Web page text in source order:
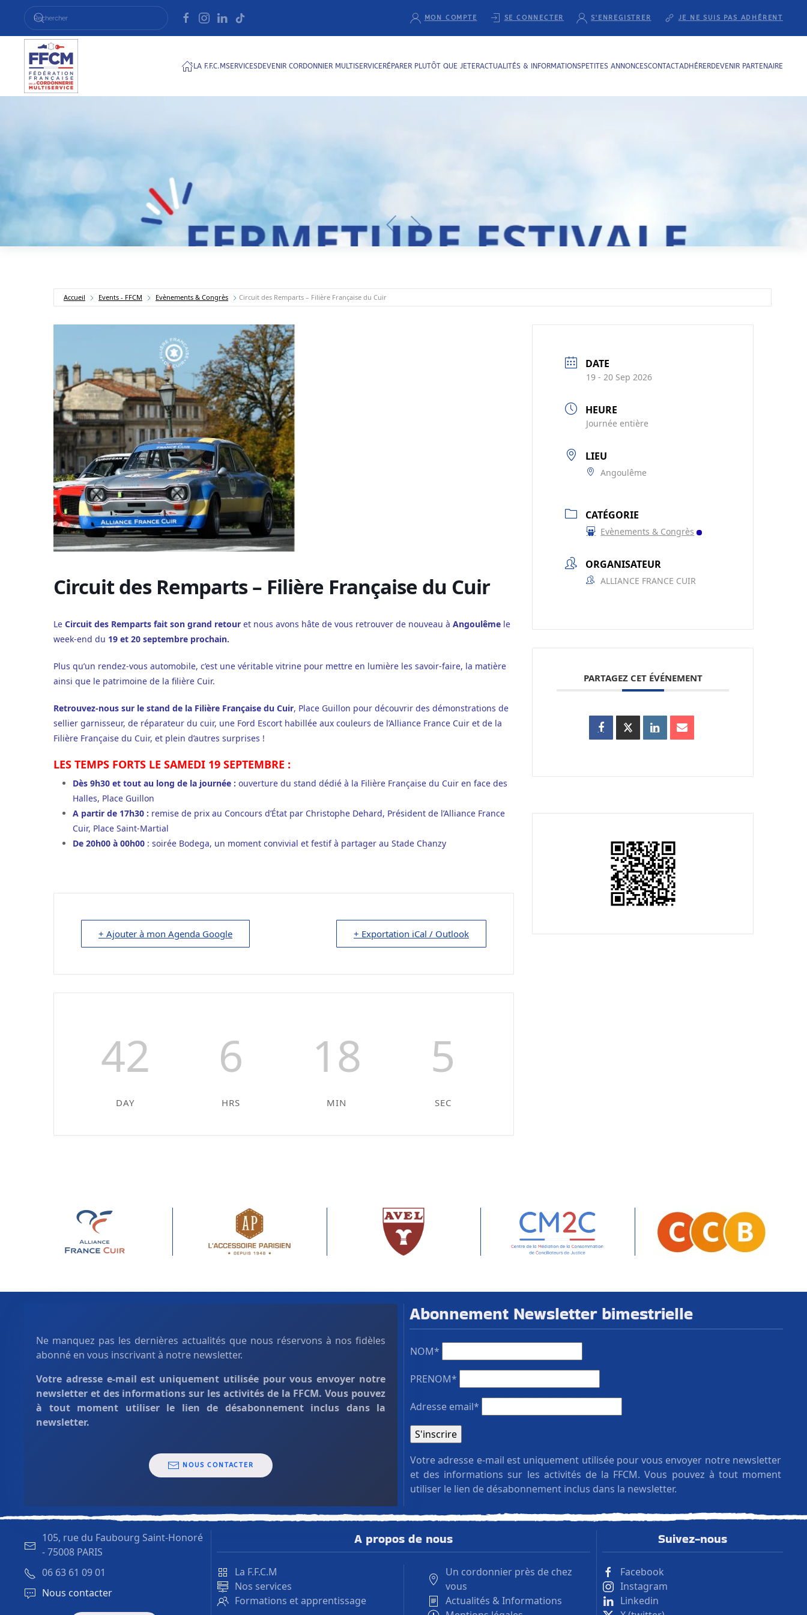
Passer au contenu principal
MON COMPTE SE CONNECTER S'ENREGISTRER JE NE SUIS PAS ADHÉRENT
LA F.F.C.MSERVICESDEVENIR CORDONNIER MULTISERVICERÉPARER PLUTÔT QUE JETERACTUALITÉS & INFORMATIONSPETITES ANNONCESCONTACTADHÉRERDEVENIR PARTENAIRE
Accueil Events - FFCM Evènements & Congrès Circuit des Remparts – Filière Française du Cuir
Circuit des Remparts – Filière Française du Cuir
Le Circuit des Remparts fait son grand retour et nous avons hâte de vous retrouver de nouveau à Angoulême le
week-end du 19 et 20 septembre prochain.
Plus qu’un rendez-vous automobile, c’est une véritable vitrine pour mettre en lumière les savoir-faire, la matière
ainsi que le patrimoine de la filière Cuir.
Retrouvez-nous sur le stand de la Filière Française du Cuir, Place Guillon pour découvrir des démonstrations de
sellier garnisseur, de réparateur du cuir, une Ford Escort habillée aux couleurs de l’Alliance France Cuir et de la
Filière Française du Cuir, et plein d’autres surprises !
LES TEMPS FORTS LE SAMEDI 19 SEPTEMBRE :
Dès 9h30 et tout au long de la journée : ouverture du stand dédié à la Filière Française du Cuir en face des
Halles, Place Guillon
A partir de 17h30 : remise de prix au Concours d’État par Christophe Dehard, Président de l’Alliance France
Cuir, Place Saint-Martial
De 20h00 à 00h00 : soirée Bodega, un moment convivial et festif à partager au Stade Chanzy
+ Ajouter à mon Agenda Google + Exportation iCal / Outlook
42
DAY
6
HRS
18
MIN
4
SEC
DATE
19 - 20 Sep 2026
HEURE
Journée entière
LIEU
Angoulême
CATÉGORIE
Evènements & Congrès
ORGANISATEUR
ALLIANCE FRANCE CUIR
PARTAGEZ CET ÉVÉNEMENT
Ne manquez pas les dernières actualités que nous réservons à nos fidèles
abonné en vous inscrivant à notre newsletter.
Votre adresse e-mail est uniquement utilisée pour vous envoyer notre
newsletter et des informations sur les activités de la FFCM. Vous pouvez
à tout moment utiliser le lien de désabonnement inclus dans la
newsletter.
NOUS CONTACTER
Abonnement Newsletter bimestrielle
NOM*
PRENOM*
Adresse email*
Votre adresse e-mail est uniquement utilisée pour vous envoyer notre newsletter
et des informations sur les activités de la FFCM. Vous pouvez à tout moment
utiliser le lien de désabonnement inclus dans la newsletter.
105, rue du Faubourg Saint-Honoré
-75008 PARIS
06 63 61 09 01
Nous contacter
A propos de nous
La F.F.C.M
Nos services
Formations et apprentissage
Un cordonnier près de chez
vous
Actualités & Informations
Suivez-nous
Facebook
Instagram
Linkedin